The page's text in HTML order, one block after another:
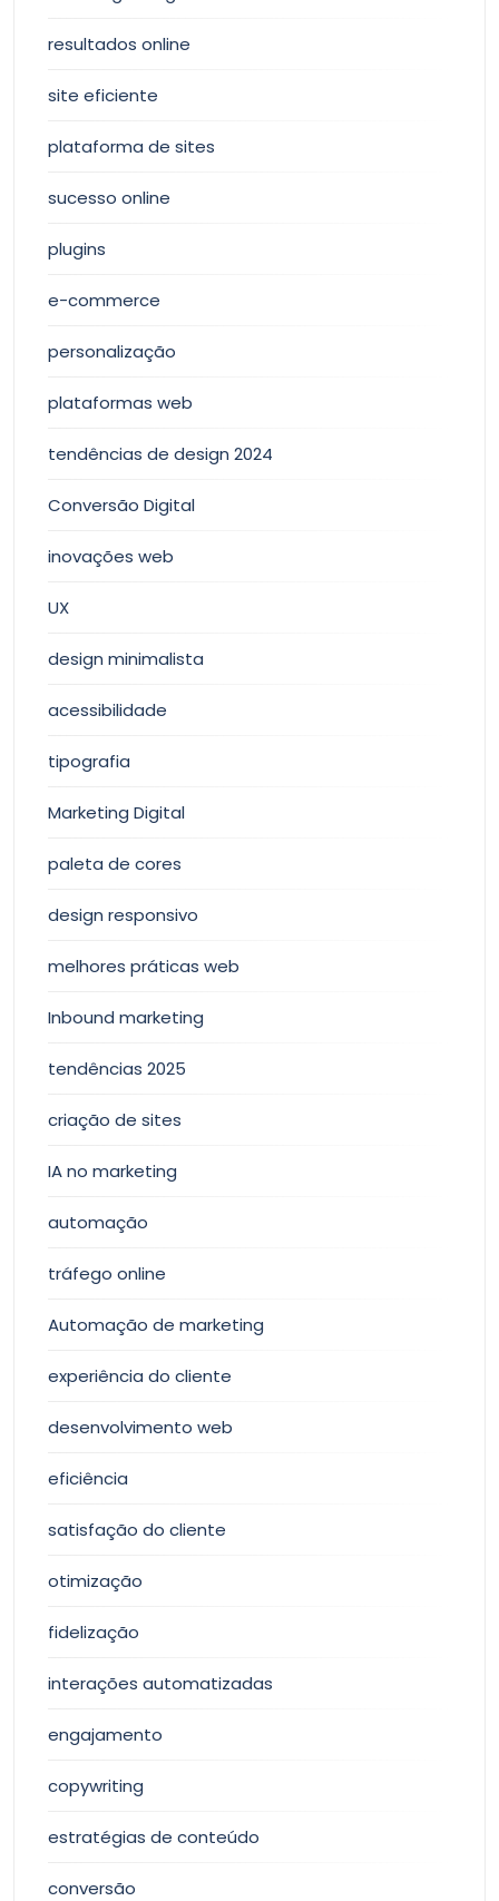
resultados online
site eficiente
plataforma de sites
sucesso online
plugins
e-commerce
personalização
plataformas web
tendências de design 2024
Conversão Digital
inovações web
UX
design minimalista
acessibilidade
tipografia
Marketing Digital
paleta de cores
design responsivo
melhores práticas web
Inbound marketing
tendências 2025
criação de sites
IA no marketing
automação
tráfego online
Automação de marketing
experiência do cliente
desenvolvimento web
eficiência
satisfação do cliente
otimização
fidelização
interações automatizadas
engajamento
copywriting
estratégias de conteúdo
conversão